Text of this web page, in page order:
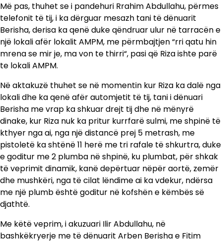
Më pas, thuhet se i pandehuri Rrahim Abdullahu, përmes
telefonit të tij, i ka dërguar mesazh tani të dënuarit
Berisha, derisa ka qenë duke qëndruar ulur në tarracën e
një lokali afër lokalit AMPM, me përmbajtjen “rri qatu hin
mrena se mir je, ma von te thirri“, pasi që Riza ishte parë
te lokali AMPM.
Në aktakuzë thuhet se në momentin kur Riza ka dalë nga
lokali dhe ka qenë afër automjetit të tij, tani i dënuari
Berisha me vrap ka shkuar drejt tij dhe në mënyrë
dinake, kur Riza nuk ka pritur kurrfarë sulmi, me shpinë të
kthyer nga ai, nga një distancë prej 5 metrash, me
pistoletë ka shtënë 11 herë me tri rafale të shkurtra, duke
e goditur me 2 plumba në shpinë, ku plumbat, për shkak
të veprimit dinamik, kanë depërtuar nëpër aortë, zemër
dhe mushkëri, nga të cilat lëndime ai ka vdekur, ndërsa
me një plumb është goditur në kofshën e këmbës së
djathtë.
Me këtë veprim, i akuzuari Ilir Abdullahu, në
bashkëkryerje me të dënuarit Arben Berisha e Fitim